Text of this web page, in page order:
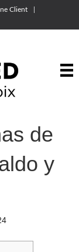
Client
de
y